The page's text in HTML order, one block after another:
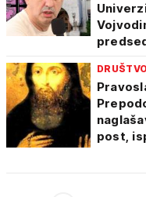
DRUŠTVO
post,